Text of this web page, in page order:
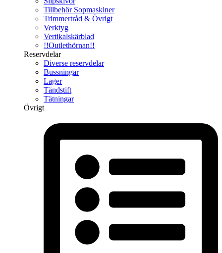
Tillbehör Sopmaskiner
Trimmertråd & Övrigt
Verktyg
Vertikalskärblad
!!Outlethörnan!!
Reservdelar
Diverse reservdelar
Bussningar
Lager
Tändstift
Tätningar
Övrigt